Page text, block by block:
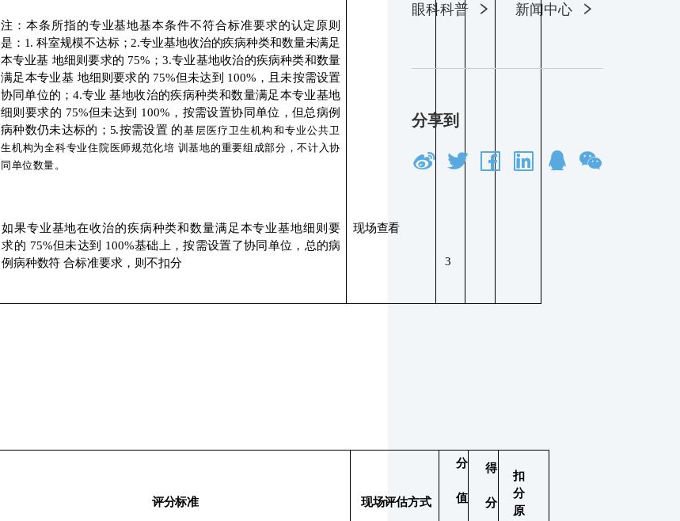
注：本条所指的专业基地基本条件不符合标准要求的认定原则
是： 1. 科室规模不达标； 2.专业基地收治的疾病种类和数量未满足
本专业基 地细则要求的 75%；3.专业基地收治的疾病种类和数量
满足本专业基 地细则要求的 75%但未达到 100%，且未按需设置
协同单位的； 4.专业 基地收治的疾病种类和数量满足本专业基地
细则要求的 75%但未达到
100%，按需设置协同单位，但总病例
病种数仍未达标的； 5.按需设置 的基层医疗卫生机构和专业公共卫
生机构为全科专业住院医师规范化培 训基地的重要组成部分，不计入协
同单位数量。
如果专业基地在收治的疾病种类和数量满足本专业基地细则要
求的 75%但未达到 100%基础上，按需设置了协同单位， 总的病
例病种数符 合标准要求，则不扣分
现场查看
3
评分标准 现场评估方式
分
值
得
分
扣
分
原
链
接
眼科科普
新闻中心
分享到